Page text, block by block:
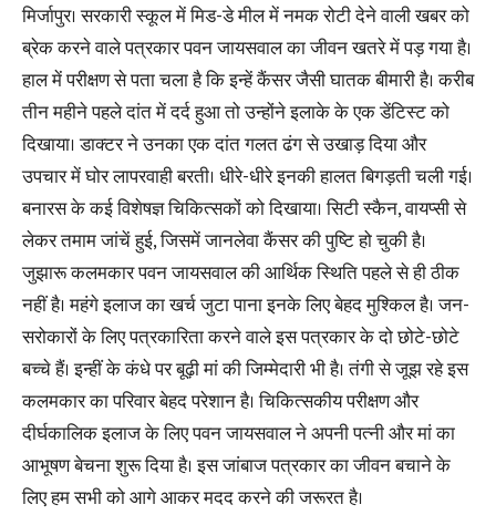
मिर्जापुर। सरकारी स्कूल में मिड-डे मील में नमक रोटी देने वाली खबर को
ब्रेक करने वाले पत्रकार पवन जायसवाल का जीवन खतरे में पड़ गया है।
हाल में परीक्षण से पता चला है कि इन्हें कैंसर जैसी घातक बीमारी है। करीब
तीन महीने पहले दांत में दर्द हुआ तो उन्होंने इलाके के एक डेंटिस्ट को
दिखाया। डाक्टर ने उनका एक दांत गलत ढंग से उखाड़ दिया और
उपचार में घोर लापरवाही बरती। धीरे-धीरे इनकी हालत बिगड़ती चली गई।
बनारस के कई विशेषज्ञ चिकित्सकों को दिखाया। सिटी स्कैन, वायप्सी से
लेकर तमाम जांचें हुई, जिसमें जानलेवा कैंसर की पुष्टि हो चुकी है।
जुझारू कलमकार पवन जायसवाल की आर्थिक स्थिति पहले से ही ठीक
नहीं है। महंगे इलाज का खर्च जुटा पाना इनके लिए बेहद मुश्किल है। जन-
सरोकारों के लिए पत्रकारिता करने वाले इस पत्रकार के दो छोटे-छोटे
बच्चे हैं। इन्हीं के कंधे पर बूढ़ी मां की जिम्मेदारी भी है। तंगी से जूझ रहे इस
कलमकार का परिवार बेहद परेशान है। चिकित्सकीय परीक्षण और
दीर्घकालिक इलाज के लिए पवन जायसवाल ने अपनी पत्नी और मां का
आभूषण बेचना शुरू दिया है। इस जांबाज पत्रकार का जीवन बचाने के
लिए हम सभी को आगे आकर मदद करने की जरूरत है।